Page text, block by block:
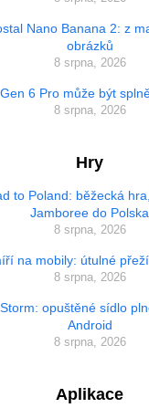
Nano Banana 2: z
obrázků
8 srpna, 2026
6 Pro může být
8 srpna, 2026
Hry
to Poland: běžecká
Jamboree do Polska
8 srpna, 2026
na mobily: útulné
8 srpna, 2026
opuštěné sídlo
Android
8 srpna, 2026
Aplikace